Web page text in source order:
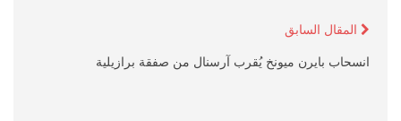
المقال السابق
انسحاب بايرن ميونخ يُقرب آرسنال من صفقة برازيلية